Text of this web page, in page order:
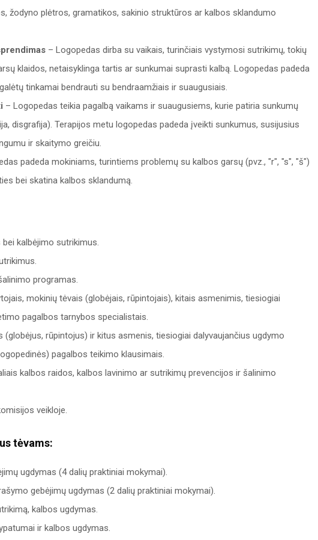
žodyno plėtros, gramatikos, sakinio struktūros ar kalbos sklandumo
– Logopedas dirba su vaikais, turinčiais vystymosi sutrikimų, tokių
klaidos, netaisyklinga tartis ar sunkumai suprasti kalbą. Logopedas padeda
tinkamai bendrauti su bendraamžiais ir suaugusiais.
– Logopedas teikia pagalbą vaikams ir suaugusiems, kurie patiria sunkumų
disgrafija). Terapijos metu logopedas padeda įveikti sunkumus, susijusius
ir skaitymo greičiu.
padeda mokiniams, turintiems problemų su kalbos garsų (pvz., "r", "s", "š")
bei skatina kalbos sklandumą.
kalbėjimo sutrikimus.
programas.
mokinių tėvais (globėjais, rūpintojais), kitais asmenimis, tiesiogiai
pagalbos tarnybos specialistais.
rūpintojus) ir kitus asmenis, tiesiogiai dalyvaujančius ugdymo
pagalbos teikimo klausimais.
kalbos raidos, kalbos lavinimo ar sutrikimų prevencijos ir šalinimo
veikloje.
tėvams:
ugdymas (4 dalių praktiniai mokymai).
gebėjimų ugdymas (2 dalių praktiniai mokymai).
kalbos ugdymas.
ir kalbos ugdymas.